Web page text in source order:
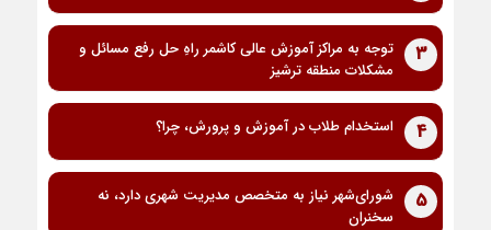
3
توجه به مراکز آموزش عالی کاشمر راهِ حل رفع مسائل و
مشکلات منطقه ترشیز
4 استخدام طلاب در آموزش و پرورش، چرا؟
5
شورای‌شهر نیاز به متخصص مدیریت شهری دارد، نه
سخنران